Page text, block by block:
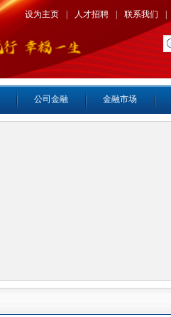
设为主页 人才招聘 联系我们
公司金融 金融市场